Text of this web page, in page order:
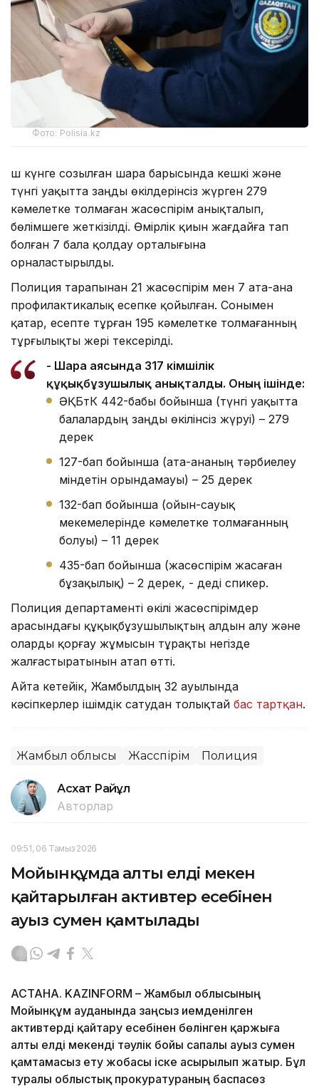
Фото: Polisia.kz
Үш күнге созылған шара барысында кешкі және
түнгі уақытта заңды өкілдерінсіз жүрген 279
кәмелетке толмаған жасөспірім анықталып,
бөлімшеге жеткізілді. Өмірлік қиын жағдайға тап
болған 7 бала қолдау орталығына
орналастырылды.
Полиция тарапынан 21 жасөспірім мен 7 ата-ана
профилактикалық есепке қойылған. Сонымен
қатар, есепте тұрған 195 кәмелетке толмағанның
тұрғылықты жері тексерілді.
- Шара аясында 317 әкімшілік
құқықбұзушылық анықталды. Оның ішінде:
ӘҚБтК 442-бабы бойынша (түнгі уақытта
балалардың заңды өкілінсіз жүруі) – 279
дерек
127-бап бойынша (ата-ананың тәрбиелеу
міндетін орындамауы) – 25 дерек
132-бап бойынша (ойын-сауық
мекемелерінде кәмелетке толмағанның
болуы) – 11 дерек
435-бап бойынша (жасөспірім жасаған
бұзақылық) – 2 дерек, - деді спикер.
Полиция департаменті өкілі жасөспірімдер
арасындағы құқықбұзушылықтың алдын алу және
оларды қорғау жұмысын тұрақты негізде
жалғастыратынын атап өтті.
Айта кетейік, Жамбылдың 32 ауылында
кәсіпкерлер ішімдік сатудан толықтай бас тартқан.
Жамбыл облысы Жасөспірім Полиция
Асхат Райқұл
Авторлар
09:51, 06 Тамыз 2026
Мойынқұмда алты елді мекен
қайтарылған активтер есебінен
ауыз сумен қамтылады
АСТАНА. KAZINFORM – Жамбыл облысының
Мойынқұм ауданында заңсыз иемденілген
активтерді қайтару есебінен бөлінген қаржыға
алты елді мекенді тәулік бойы сапалы ауыз сумен
қамтамасыз ету жобасы іске асырылып жатыр. Бұл
туралы облыстық прокуратураның баспасөз